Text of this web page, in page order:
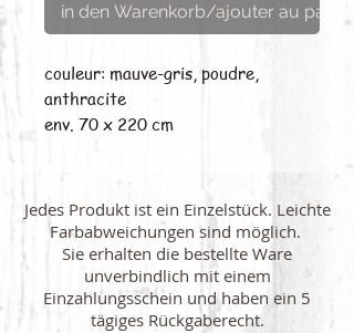
in den Warenkorb/ajouter au panier
couleur: mauve-gris, poudre,
anthracite
env. 70 x 220 cm
Jedes Produkt ist ein Einzelstück. Leichte
Farbabweichungen sind möglich.
Sie erhalten die bestellte Ware
unverbindlich mit einem
Einzahlungsschein und haben ein 5
tägiges Rückgaberecht.